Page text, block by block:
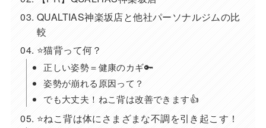
QUALTIAS神楽坂店と他社パーソナルジムの比
較
⭐️猫背って何？
正しい姿勢＝健康のカギ🔑
姿勢が崩れる原因って？
でも大丈夫！ねこ背は改善できます👍
⭐️ねこ背は体にさまざまな不調を引き起こす！